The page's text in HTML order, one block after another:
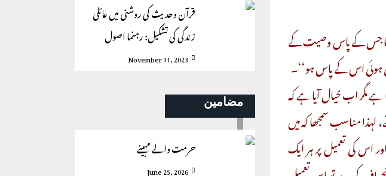
کا جس کے پاس وصیت کے
ہوئی اس کے پاس ہو‘‘۔
مگر اب خیال آیا ہے کہ
لہذا مناسب سمجھا کہ میں
اس کی تعمیل پر ہر ایک
قرآن وحدیث کی روشنی میں عائلی
زندگی کی تشکیل: رہنما اصول
November 11, 2023
مضامین
حرمت والے مہینے
June 25, 2026